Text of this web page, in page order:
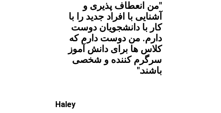
"من انعطاف پذیری و
آشنایی با افراد جدید را با
کار با دانشجویان دوست
دارم. من دوست دارم که
کلاس ها برای دانش آموز
سرگرم کننده و شخصی
باشند."
Haley